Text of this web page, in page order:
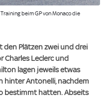
beim GP von Monaco die
den Plätzen zwei und drei
Charles Leclerc und
lagen jeweils etwas
hinter Antonelli, nachdem
bestimmt hatten. Abseits